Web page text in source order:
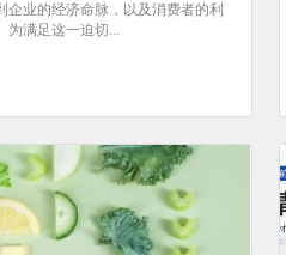
企业的经济命脉，以及消费者的利
为满足这一迫切...